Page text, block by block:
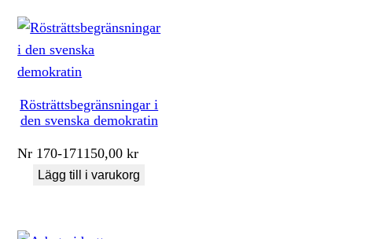
Rösträttsbegränsningar i
den svenska demokratin
Nr 170-171150,00kr
Lägg till i varukorg